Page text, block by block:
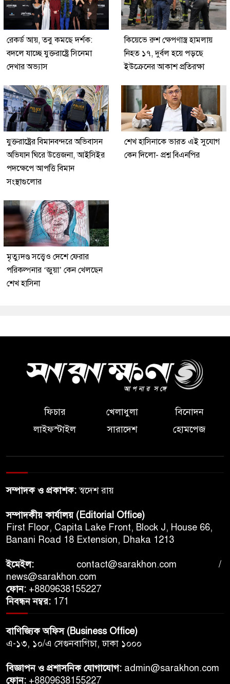
রেকর্ড আয়, তবু কমছে দর্শক:
বদলে যাচ্ছে যুক্তরাষ্ট্রে সিনেমা
দেখার অভ্যাস
কিয়েভে রুশ ক্ষেপণাস্ত্র হামলায়
নিহত ১৭, দুর্বল হয়ে পড়ছে
ইউক্রেনের আকাশ প্রতিরক্ষা
যুক্তরাষ্ট্রের বিমানবন্দরে অভিবাসন
অভিযান ঘিরে উত্তেজনা, আইসিইর
পদক্ষেপে আপত্তি বিমান
সংস্থাগুলোর
শেখ হাসিনাকে ভারত এই সুযোগ
কেন দিলো- প্রশ্ন বিএনপির
মৃত্যুদণ্ড সত্ত্বেও দেশে ফেরার
পরিকল্পনার ‘জুয়া’ কেন খেলছেন
শেখ হাসিনা
ফিচার খেলাধুলা
বিনোদন
লাইফস্টাইল
সারাদেশ হোমপেজ
সম্পাদক ও প্রকাশক:স্বদেশ রায়
সম্পাদকীয় কার্যালয় (Editorial Office)
First Floor, Capita Lake Front, Block J, House 66,
Banani Road 18 Extension, Dhaka 1213
ইমেইল: contact@sarakhon.com /
news@sarakhon.com
ফোন: +8809638155227
নিবন্ধন নম্বর: 171
বাণিজ্যিক অফিস (Business Office)
এ-১৩, ১০/এ সেগুনবাগিচা, ঢাকা ১০০০
বিজ্ঞাপন ও প্রশাসনিক যোগাযোগ: admin@sarakhon.com
ফোন: +8809638155227